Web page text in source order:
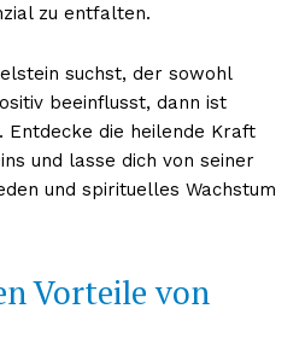
zu entfalten.
suchst, der sowohl
beeinflusst, dann ist
Entdecke die heilende Kraft
und lasse dich von seiner
und spirituelles Wachstum
Vorteile von